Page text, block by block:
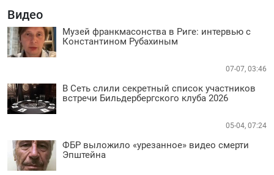
Видео
Музей франкмасонства в Риге: интервью с
Константином Рубахиным
07-07, 03:46
В Сеть слили секретный список участников
встречи Бильдербергского клуба 2026
05-04, 07:24
ФБР выложило «урезанное» видео смерти
Эпштейна